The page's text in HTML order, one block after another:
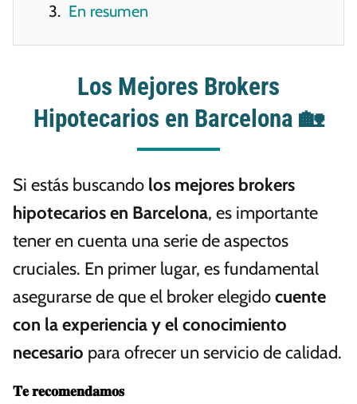
En resumen
Los Mejores Brokers
Hipotecarios en Barcelona 🏡
Si estás buscando los mejores brokers
hipotecarios en Barcelona, es importante
tener en cuenta una serie de aspectos
cruciales. En primer lugar, es fundamental
asegurarse de que el broker elegidocuente
con la experiencia y el conocimiento
necesario para ofrecer un servicio de calidad.
𝐓𝐞 𝐫𝐞𝐜𝐨𝐦𝐞𝐧𝐝𝐚𝐦𝐨𝐬